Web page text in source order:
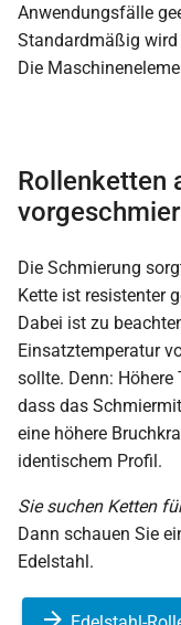
Anwendungsfälle
Standardmäßig
Die
Rollenketten
Die Schmierung
Kette ist resistenter
Dabei ist zu
Einsatztemperatur
sollte. Denn:
dass das
eine höhere
identischem Profil.
Sie suchen Ketten
Dann schauen Sie
Edelstahl.